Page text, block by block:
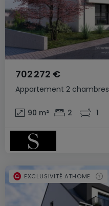
Appartement 2 chambres
702 272 €
90 m² 2 1
EXCLUSIVITÉ ATHOME